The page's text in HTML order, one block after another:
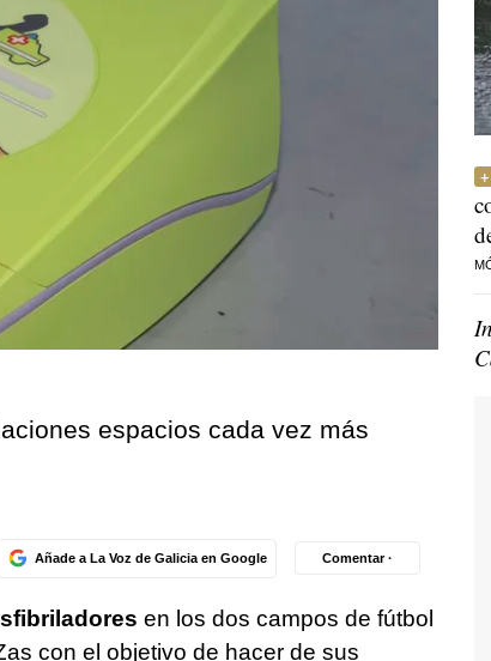
espacios cada vez más
Añade a La Voz de Galicia en Google Comentar ·
en los dos campos de fútbol
con el objetivo de hacer de sus